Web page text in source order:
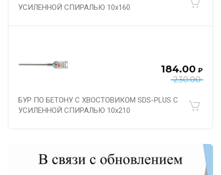
УСИЛЕННОЙ СПИРАЛЬЮ 10х160
230.00
184.00 ₽
БУР ПО БЕТОНУ С ХВОСТОВИКОМ SDS-PLUS С
УСИЛЕННОЙ СПИРАЛЬЮ 10х210